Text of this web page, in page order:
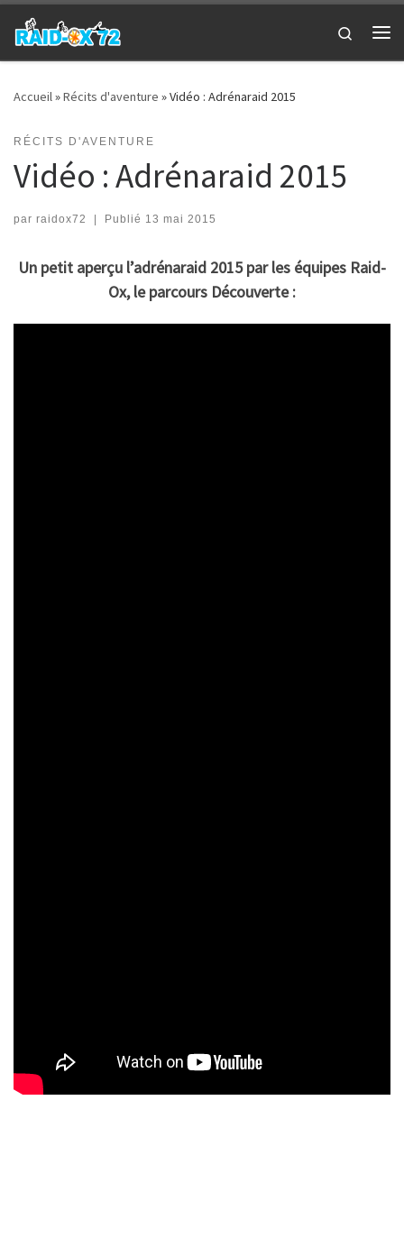
Passer au contenu
Search
Accueil»Récits d'aventure »Vidéo : Adrénaraid 2015
RÉCITS D'AVENTURE
Vidéo : Adrénaraid 2015
par raidox72 | Publié 13 mai 2015
Un petit aperçu l’adrénaraid 2015 par les équipes Raid-
Ox, le parcours Découverte :